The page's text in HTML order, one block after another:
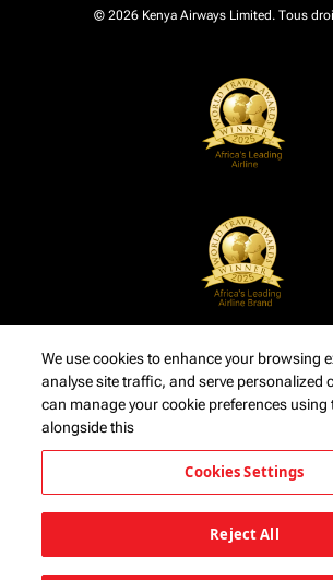
© 2026 Kenya Airways Limited. Tous
We use cookies to enhance your browsing
analyse site traffic, and serve personalized
can manage your cookie preferences using
alongside this
Cookies Settings
Reject All